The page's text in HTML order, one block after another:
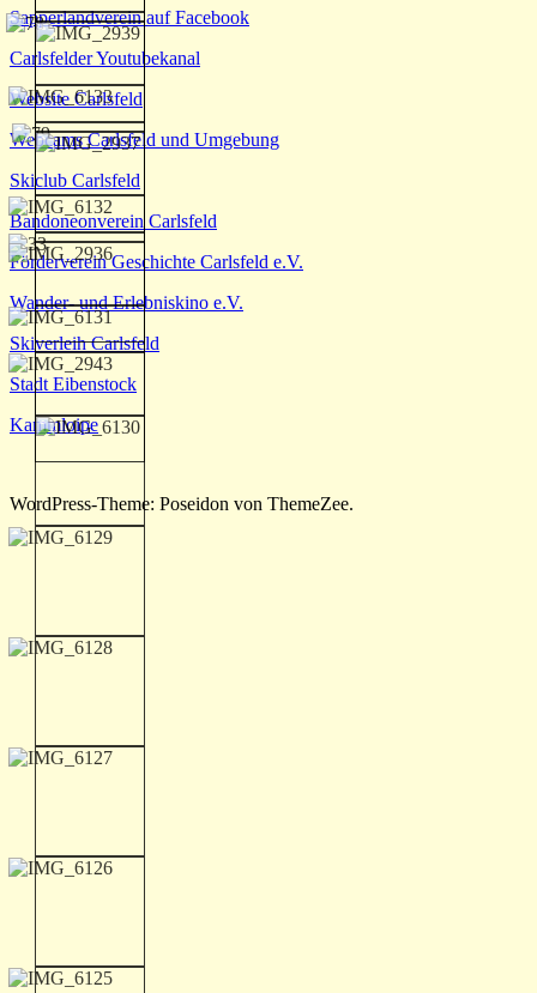
Sapperlandverein auf Facebook
Carlsfelder Youtubekanal
Website Carlsfeld
Webcams Carlsfeld und Umgebung
Skiclub Carlsfeld
Bandoneonverein Carlsfeld
Förderverein Geschichte Carlsfeld e.V.
Wander- und Erlebniskino e.V.
Skiverleih Carlsfeld
Stadt Eibenstock
Kammloipe
WordPress-Theme: Poseidon von ThemeZee.